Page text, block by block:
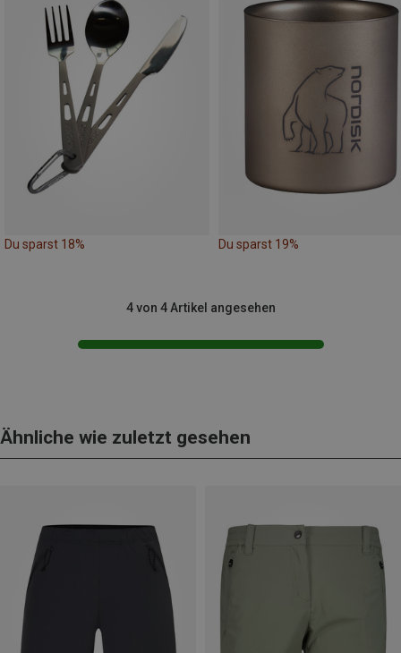
Du sparst 18% Du sparst 19%
4 von 4 Artikel angesehen
Ähnliche wie zuletzt gesehen